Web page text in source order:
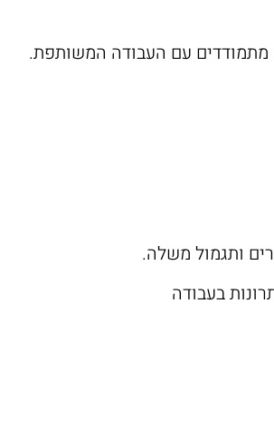
עם העבודה המשותפת.
בעבודה